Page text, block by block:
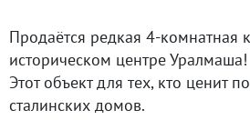
Продаётся редкая 4‑комнатная
историческом центре Уралмаша!
Этот объект для тех, кто ценит
сталинских домов.